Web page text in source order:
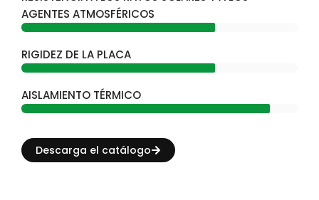
AGENTES ATMOSFÉRICOS
RIGIDEZ DE LA PLACA
AISLAMIENTO TÉRMICO
Descarga el catálogo